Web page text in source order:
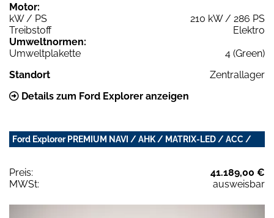
Motor:
kW / PS
210 kW / 286 PS
Treibstoff
Elektro
Umweltnormen:
Umweltplakette
4 (Green)
Standort
Zentrallager
Details zum Ford Explorer anzeigen
Ford Explorer PREMIUM NAVI / AHK / MATRIX-LED / ACC /
Preis:
41.189,00 €
MWSt:
ausweisbar